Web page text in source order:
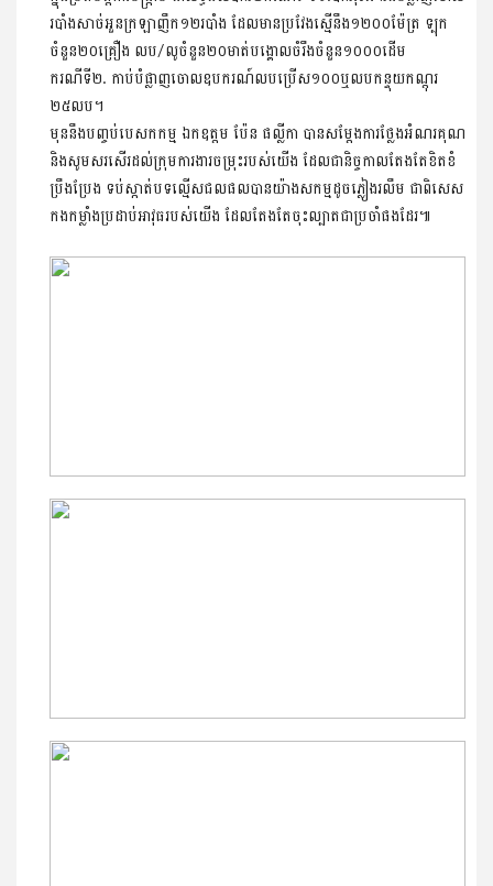
របាំងសាច់អួនក្រឡាញឹក១២របាំង ដែលមានប្រវែងស្មើនឹង១២០០ម៉ែត្រ ទ្បុក
ចំនួន២០គ្រឿង លប/លូចំនួន២០មាត់បង្គោលចំរឹងចំនួន១០០០ដើម
ករណីទី២. កាប់បំផ្លាញចោលឧបករណ៍លបប្រើស១០០ឬលបកន្ទុយ​កណ្ដុរ​
២៥លប។
មុននឹងបញ្ចប់បេសកកម្ម ឯកឧត្តម ប៉ែន ផល្លីកា បានសម្តែងការថ្លែងអំណរគុណ
និងសូមសរសើរដល់ក្រុមការងារចម្រុះរបស់យើង ដែលជានិច្ចកាលតែងតែខិតខំ​
ប្រឹង​​ប្រែង ទប់ស្កាត់បទល្មើសជលផលបានយ៉ាងសកម្មដូចភ្លៀងរលឹម ជា​ពិសេស​​​
កងកម្លាំងប្រដាប់អាវុធរបស់យើង ដែលតែងតែចុះល្បាត​ជាប្រចាំ​ផងដែរ៕